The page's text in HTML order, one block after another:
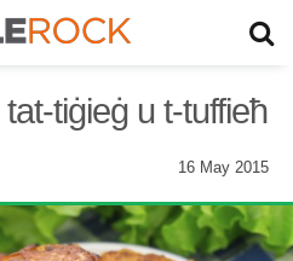
tiġieġ u t-tuffieħ
16 May 2015